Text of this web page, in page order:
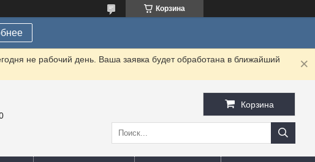
Корзина
не рабочий день. Ваша заявка будет обработана в ближайший
Корзина